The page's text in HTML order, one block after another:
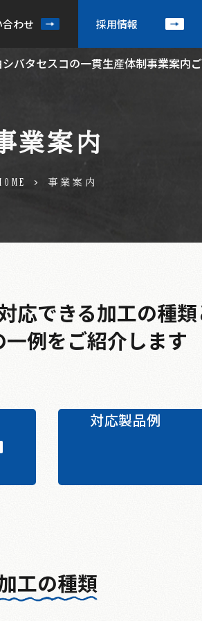
わせ 採用情報
シバタセスコの一貫生産体制事業案内
業案内
事業案内
応できる加工の種
例をご紹介します
対応製品例
工の種類